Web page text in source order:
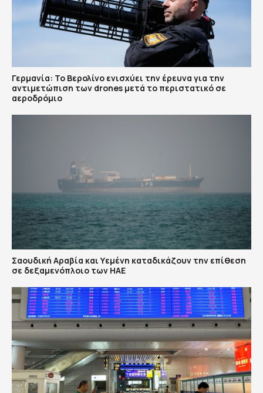
Γερμανία: Το Βερολίνο ενισχύει την έρευνα για την
αντιμετώπιση των drones μετά το περιστατικό σε
αεροδρόμιο
Σαουδική Αραβία και Υεμένη καταδικάζουν την επίθεση
σε δεξαμενόπλοιο των ΗΑΕ